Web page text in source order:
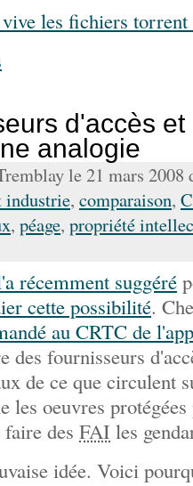
les fichiers torrent
d'accès
analogie
le 21 mars 2008
industrie, comparaison,
, péage, propriété
récemment suggéré
cette possibilité.
au CRTC de
des fournisseurs
de ce que circulent
les oeuvres
des FAI les
idée. Voici